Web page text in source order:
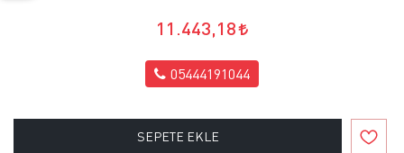
11.443,18
05444191044
SEPETE EKLE